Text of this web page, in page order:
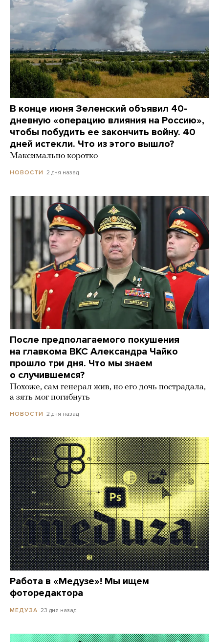
В конце июня Зеленский объявил 40-
дневную «операцию влияния на Россию»,
чтобы побудить ее закончить войну. 40
дней истекли. Что из этого вышло?
Максимально коротко
НОВОСТИ 2 дня назад
После предполагаемого покушения
на главкома ВКС Александра Чайко
прошло три дня. Что мы знаем
о случившемся?
Похоже, сам генерал жив, но его дочь пострадала,
а зять мог погибнуть
НОВОСТИ 2 дня назад
Работа в «Медузе»! Мы ищем
фоторедактора
МЕДУЗА 23 дня назад